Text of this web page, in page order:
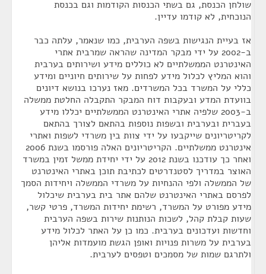
שולחן הכנסת, גם בשתי הכנסות הקודמות וגם בכנסת
הנוכחית, לא קודמו עדיין.
אז בעיית הנגישות בשפה הערבית, כמו שנאמר, עלתה כבר
ב-2002 על ידי מבקר המדינה שהראה שמרבית אתרי
האינטרנט הממשלתיים לא כוללים מידע ושירותים בערבית
והוא המליץ לכלול מידע לפחות על שירותים חיוניים ומידע
כללי על המשרד בכל המשרדים. מאז נערכו בנושא דיונים
בוועדת המדע ובעקבות דוח המבקר התקבלה החלטת ממשלה
ב-2003 שלפיה אתרי האינטרנט הממשלתיים יכללו מידע
בעברית ובערבית ובשפות נוספות בהתאם לצורך בהתאם
לקריטריונים שייקבעו על ידי צוות בין משרדי לשפות ואתרי
אינטרנט ממשלתיים. הקריטריונים האלה פורסמו בשנת 2006
ואחר כך עודכנו בשנת 2012 על ידי יחידת ממשל זמין במשרד
האוצר במדריך לסטנדרטים לכתיבת תוכן באתרי האינטרנט
של הממשלה ולפי ההנחיות על משרדי הממשלה ויחידות הסמך
לפרסם באתרי האינטרנט שלהם אתר בית בערבית שיכלול
מידע מפורט על המשרד, רשימת יחידות המשרד, פרטי קשר,
שעות קבלת קהל, לשכות הנותנות שירות בשפה הערבית
וחדשות ועדכונים בערבית. כמו כן על האתר לכלול מידע
בערבית על משרות פנויות ואופן הגשת מועמדות אליהן
ולתרגם שמות של מסמכים וטפסים לערבית.